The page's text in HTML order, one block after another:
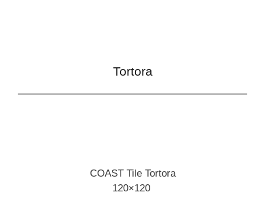
Tortora
COAST Tile Tortora
120×120